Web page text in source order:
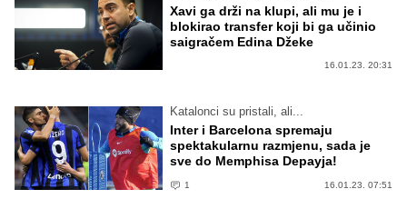
Xavi ga drži na klupi, ali mu je i
blokirao transfer koji bi ga učinio
saigračem Edina Džeke
16.01.23. 20:31
Katalonci su pristali, ali...
Inter i Barcelona spremaju
spektakularnu razmjenu, sada je
sve do Memphisa Depayja!
1 16.01.23. 07:51